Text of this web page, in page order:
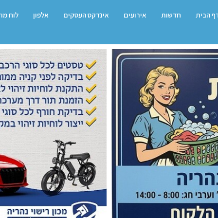
הבית חדשות אירועים אינדקס העסקים אלפון לוח